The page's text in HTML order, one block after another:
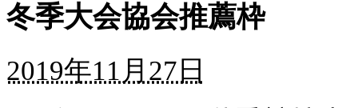
冬季大会協会推薦枠
2019年11月27日